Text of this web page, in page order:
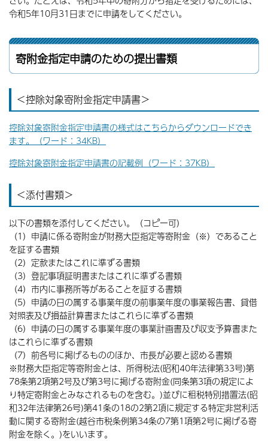
令和5年10月31日までに申請をしてください。
寄附金指定申請のための提出書類
＜控除対象寄附金指定申請書＞
控除対象寄附金指定申請書の様式はこちらからダウンロードでき
ます。（ワード：34KB）
控除対象寄附金指定申請書の記載例（ワード：37KB）
＜添付書類＞
以下の書類を添付してください。（コピー可）
（1）申請に係る寄附金が財務大臣指定等寄附金（※）であること
を証する書類
（2）定款またはこれに準ずる書類
（3）登記事項証明書またはこれに準ずる書類
（4）市内に事務所等があることを証する書類
（5）申請の日の属する事業年度の前事業年度の事業報告書、貸借
対照表及び損益計算書またはこれらに準ずる書類
（6）申請の日の属する事業年度の事業計画書及び収支予算書また
はこれらに準ずる書類
（7）前各号に掲げるもののほか、市長が必要と認める書類
※財務大臣指定等寄附金とは、所得税法(昭和40年法律第33号)第
78条第2項第2号及び第3号に掲げる寄附金(同条第3項の規定によ
り特定寄附金とみなされるものを含む。)並びに租税特別措置法(昭
和32年法律第26号)第41条の18の2第2項に規定する特定非営利活
動に関する寄附金(越谷市税条例第34条の7第1項第2号に掲げる寄
附金を除く。)をいいます。